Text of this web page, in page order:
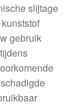
slijtage
gebruik